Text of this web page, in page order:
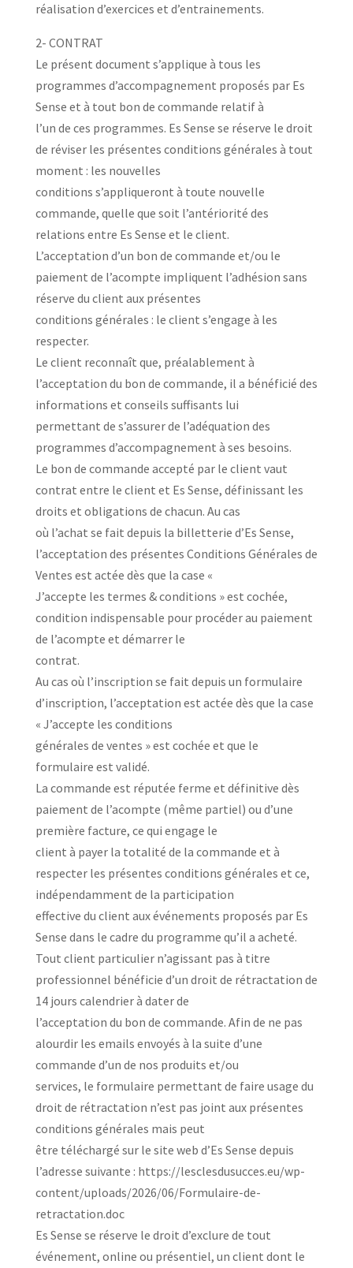
réalisation d’exercices et d’entrainements.
2- CONTRAT
Le présent document s’applique à tous les
programmes d’accompagnement proposés par Es
Sense et à tout bon de commande relatif à
l’un de ces programmes. Es Sense se réserve le droit
de réviser les présentes conditions générales à tout
moment : les nouvelles
conditions s’appliqueront à toute nouvelle
commande, quelle que soit l’antériorité des
relations entre Es Sense et le client.
L’acceptation d’un bon de commande et/ou le
paiement de l’acompte impliquent l’adhésion sans
réserve du client aux présentes
conditions générales : le client s’engage à les
respecter.
Le client reconnaît que, préalablement à
l’acceptation du bon de commande, il a bénéficié des
informations et conseils suffisants lui
permettant de s’assurer de l’adéquation des
programmes d’accompagnement à ses besoins.
Le bon de commande accepté par le client vaut
contrat entre le client et Es Sense, définissant les
droits et obligations de chacun. Au cas
où l’achat se fait depuis la billetterie d’Es Sense,
l’acceptation des présentes Conditions Générales de
Ventes est actée dès que la case «
J’accepte les termes & conditions » est cochée,
condition indispensable pour procéder au paiement
de l’acompte et démarrer le
contrat.
Au cas où l’inscription se fait depuis un formulaire
d’inscription, l’acceptation est actée dès que la case
« J’accepte les conditions
générales de ventes » est cochée et que le
formulaire est validé.
La commande est réputée ferme et définitive dès
paiement de l’acompte (même partiel) ou d’une
première facture, ce qui engage le
client à payer la totalité de la commande et à
respecter les présentes conditions générales et ce,
indépendamment de la participation
effective du client aux événements proposés par Es
Sense dans le cadre du programme qu’il a acheté.
Tout client particulier n’agissant pas à titre
professionnel bénéficie d’un droit de rétractation de
14 jours calendrier à dater de
l’acceptation du bon de commande. Afin de ne pas
alourdir les emails envoyés à la suite d’une
commande d’un de nos produits et/ou
services, le formulaire permettant de faire usage du
droit de rétractation n’est pas joint aux présentes
conditions générales mais peut
être téléchargé sur le site web d’Es Sense depuis
l’adresse suivante : https://lesclesdusucces.eu/wp-
content/uploads/2026/06/Formulaire-de-
retractation.doc
Es Sense se réserve le droit d’exclure de tout
événement, online ou présentiel, un client dont le